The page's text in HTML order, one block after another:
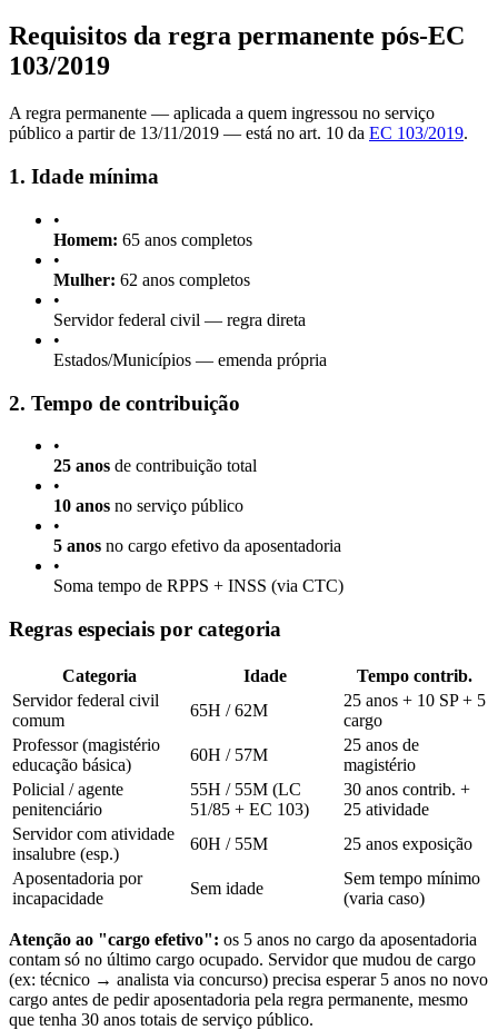
Requisitos da regra permanente pós-EC
103/2019
A regra permanente — aplicada a quem ingressou no serviço
público a partir de 13/11/2019 — está no art. 10 da EC 103/2019.
1. Idade mínima
•
Homem: 65 anos completos
•
Mulher: 62 anos completos
•
Servidor federal civil — regra direta
•
Estados/Municípios — emenda própria
2. Tempo de contribuição
•
25 anos de contribuição total
•
10 anos no serviço público
•
5 anos no cargo efetivo da aposentadoria
•
Soma tempo de RPPS + INSS (via CTC)
Regras especiais por categoria
Categoria Idade
Tempo contrib.
Servidor federal civil
comum
65H / 62M
25 anos + 10 SP + 5
cargo
Professor (magistério
educação básica)
60H / 57M
25 anos de
magistério
Policial / agente
penitenciário
55H / 55M (LC
51/85 + EC 103)
30 anos contrib. +
25 atividade
Servidor com atividade
insalubre (esp.)
60H / 55M
25 anos exposição
Aposentadoria por
incapacidade
Sem idade
Sem tempo mínimo
(varia caso)
Atenção ao "cargo efetivo": os 5 anos no cargo da aposentadoria
contam só no último cargo ocupado. Servidor que mudou de cargo
(ex: técnico → analista via concurso) precisa esperar 5 anos no novo
cargo antes de pedir aposentadoria pela regra permanente, mesmo
que tenha 30 anos totais de serviço público.